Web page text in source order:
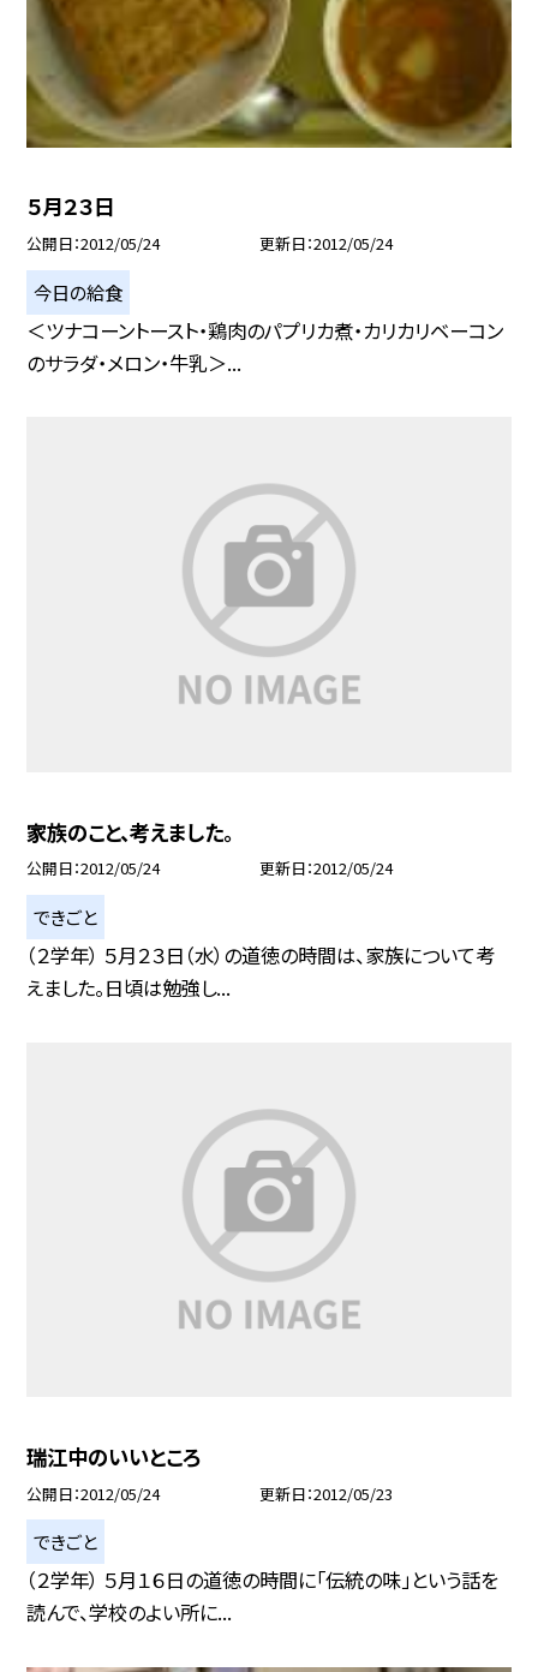
５月２３日
公開日 2012/05/24 更新日 2012/05/24
今日の給食
＜ツナコーントースト・鶏肉のパプリカ煮・カリカリベーコン
のサラダ・メロン・牛乳＞...
家族のこと、考えました。
公開日 2012/05/24 更新日 2012/05/24
できごと
（２学年） ５月２３日（水）の道徳の時間は、家族について考
えました。日頃は勉強し...
瑞江中のいいところ
公開日 2012/05/24 更新日 2012/05/23
できごと
（２学年） ５月１６日の道徳の時間に「伝統の味」という話を
読んで、学校のよい所に...